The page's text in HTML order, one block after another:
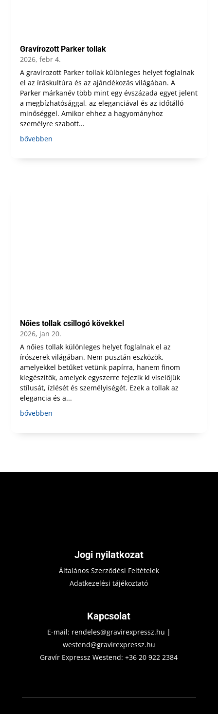
Gravírozott Parker tollak
2026, febr 4.
A gravírozott Parker tollak különleges helyet foglalnak
el az íráskultúra és az ajándékozás világában. A
Parker márkanév több mint egy évszázada egyet jelent
a megbízhatósággal, az eleganciával és az időtálló
minőséggel. Amikor ehhez a hagyományhoz
személyre szabott...
bővebben
Nőies tollak csillogó kövekkel
2026, jan 20.
A nőies tollak különleges helyet foglalnak el az
írószerek világában. Nem pusztán eszközök,
amelyekkel betűket vetünk papírra, hanem finom
kiegészítők, amelyek egyszerre fejezik ki viselőjük
stílusát, ízlését és személyiségét. Ezek a tollak az
elegancia és a...
bővebben
Jogi nyilatkozat
Általános Szerződési Feltételek
Adatkezelési tájékoztató
Kapcsolat
E-mail: rendeles@gravirexpressz.hu |
westend@gravirexpressz.hu
Gravír Expressz Westend:+36 20 922 2384